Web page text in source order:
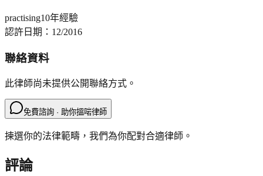
practising10年經驗
認許日期： 12/2016
聯絡資料
此律師尚未提供公開聯絡方式。
免費諮詢 · 助你搵啱律師
揀選你的法律範疇，我們為你配對合適律師。
評論